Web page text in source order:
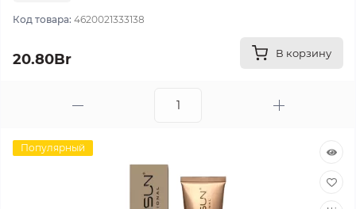
Код товара: 4620021333138
20.80Br В корзину
Популярный